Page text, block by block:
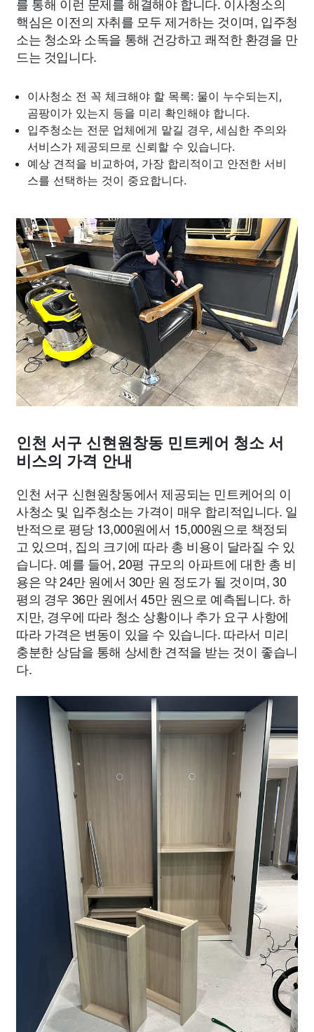
핵심은 이전의 자취를 모두 제거하는 것이며, 입주청
소는 청소와 소독을 통해 건강하고 쾌적한 환경을 만
드는 것입니다.
이사청소 전 꼭 체크해야 할 목록: 물이 누수되는지,
곰팡이가 있는지 등을 미리 확인해야 합니다.
입주청소는 전문 업체에게 맡길 경우, 세심한 주의와
서비스가 제공되므로 신뢰할 수 있습니다.
예상 견적을 비교하여, 가장 합리적이고 안전한 서비
스를 선택하는 것이 중요합니다.
인천 서구 신현원창동 민트케어 청소 서
비스의 가격 안내
인천 서구 신현원창동에서 제공되는 민트케어의 이
사청소 및 입주청소는 가격이 매우 합리적입니다. 일
반적으로 평당 13,000원에서 15,000원으로 책정되
고 있으며, 집의 크기에 따라 총 비용이 달라질 수 있
습니다. 예를 들어, 20평 규모의 아파트에 대한 총 비
용은 약 24만 원에서 30만 원 정도가 될 것이며, 30
평의 경우 36만 원에서 45만 원으로 예측됩니다. 하
지만, 경우에 따라 청소 상황이나 추가 요구 사항에
따라 가격은 변동이 있을 수 있습니다. 따라서 미리
충분한 상담을 통해 상세한 견적을 받는 것이 좋습니
다.